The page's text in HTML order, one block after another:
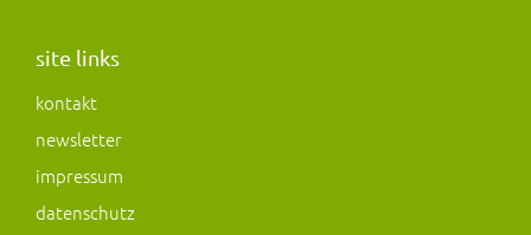
a
r
a
m
b
o
k
site links
kontakt
newsletter
impressum
datenschutz